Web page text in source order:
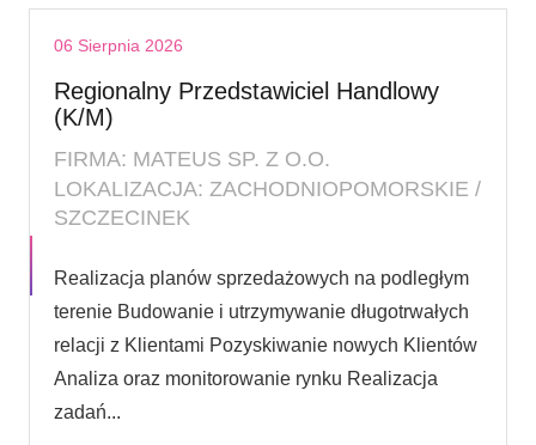
06 Sierpnia 2026
Regionalny Przedstawiciel Handlowy
(K/M)
FIRMA: MATEUS SP. Z O.O.
LOKALIZACJA: ZACHODNIOPOMORSKIE /
SZCZECINEK
Realizacja planów sprzedażowych na podległym
terenie Budowanie i utrzymywanie długotrwałych
relacji z Klientami Pozyskiwanie nowych Klientów
Analiza oraz monitorowanie rynku Realizacja
zadań...